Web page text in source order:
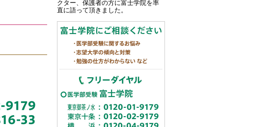
クター、保護者の方に富士学院を率
直に語って頂きました。